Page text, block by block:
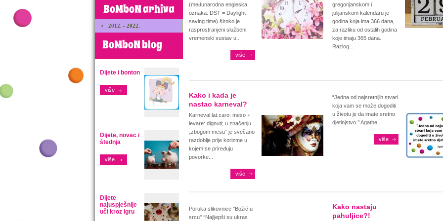
BoMboN arhiva
2012. - 2022.
BoMboN blog
Dijete i bonton
više
Dijete, novac i
štednja
više
Dijete
najuspješnije
uči kroz igru
(međunarodna engleska
oznaka: DST = Daylight
saving time) široko je
rasprostranjeni službeni
vremenski sustav u...
više
gregorijanskom i
julijanskom kalendaru je
godina koja ima 366 dana,
za razliku od ostalih godina
koje imaju 365 dana.
Razlog...
Kako i kada je
nastao karneval?
Karneval lat.caro: meso +
levare: dignuti; u značenju
„zbogom mesu” je svečano
razdoblje prije korizme u
kojem se priređuju
povorke...
više
“Jedna od najsretnijih stvari
koja vam se može dogoditi
u životu je da imate sretno
djetinjstvo.’’ Agathe...
više
Poruka slikovnice ''Božić u
srcu'' ‘‘Najljepši su ukras
Kako nastaju
pahuljice?!